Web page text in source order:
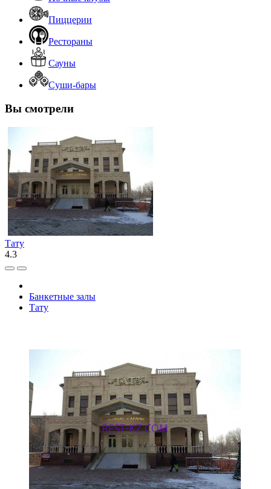
Пиццерии
Рестораны
Сауны
Суши-бары
Вы смотрели
Тату
4.3
Банкетные залы
Тату